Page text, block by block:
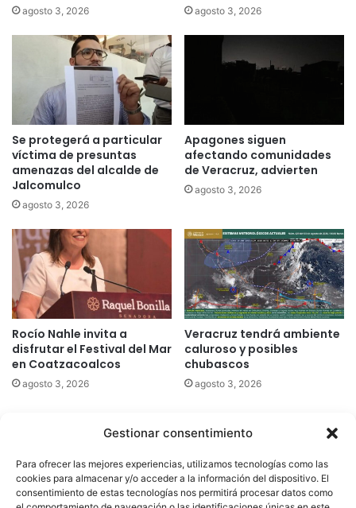
Gestionar consentimiento
Para ofrecer las mejores experiencias, utilizamos tecnologías como las
cookies para almacenar y/o acceder a la información del dispositivo. El
consentimiento de estas tecnologías nos permitirá procesar datos como
agosto 3, 2026 agosto 3, 2026
Se protegerá a particular
víctima de presuntas
amenazas del alcalde de
Jalcomulco
agosto 3, 2026
Apagones siguen
afectando comunidades
de Veracruz, advierten
agosto 3, 2026
Rocío Nahle invita a
disfrutar el Festival del Mar
en Coatzacoalcos
agosto 3, 2026
Veracruz tendrá ambiente
caluroso y posibles
chubascos
agosto 3, 2026
derechos reservados
|Aviso de Privacidad|Política de Cookies|Defensoría de la